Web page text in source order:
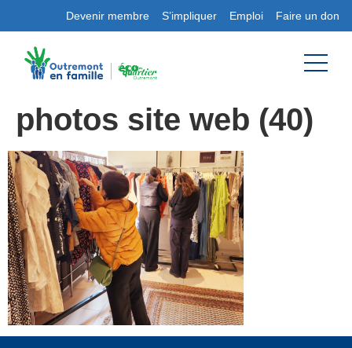
Devenir membre S’impliquer Emploi Faire un don
photos site web (40)